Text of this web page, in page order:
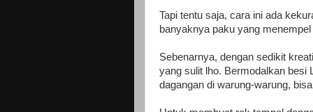
Tapi tentu saja, cara ini ada
banyaknya paku yang
Sebenarnya, dengan sedikit
yang sulit lho. Bermodalkan besi
dagangan di warung-warung,